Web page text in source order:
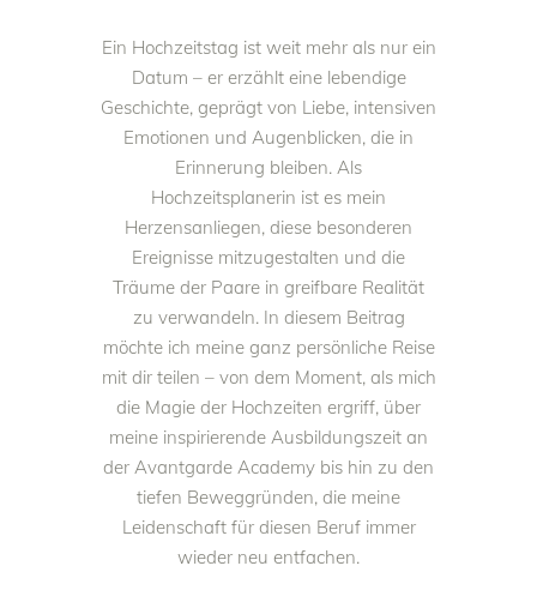
Ein Hochzeitstag ist weit mehr als nur ein
Datum – er erzählt eine lebendige
Geschichte, geprägt von Liebe, intensiven
Emotionen und Augenblicken, die in
Erinnerung bleiben. Als
Hochzeitsplanerin ist es mein
Herzensanliegen, diese besonderen
Ereignisse mitzugestalten und die
Träume der Paare in greifbare Realität
zu verwandeln. In diesem Beitrag
möchte ich meine ganz persönliche Reise
mit dir teilen – von dem Moment, als mich
die Magie der Hochzeiten ergriff, über
meine inspirierende Ausbildungszeit an
der Avantgarde Academy bis hin zu den
tiefen Beweggründen, die meine
Leidenschaft für diesen Beruf immer
wieder neu entfachen.